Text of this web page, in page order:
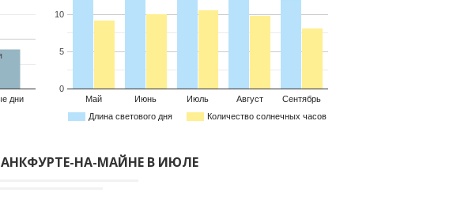
дни
Длина светового дня Количество солнечных часов
Май Июнь Июль Август Сентябрь
0
5
10
НА-МАЙНЕ В ИЮЛЕ